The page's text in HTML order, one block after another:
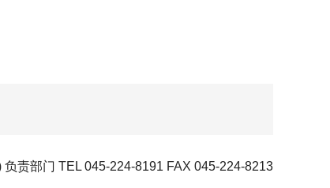
负责部门 TEL 045-224-8191 FAX 045-224-8213